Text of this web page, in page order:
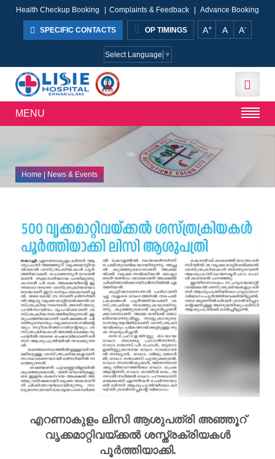
Health Checkup Booking Complaints & Feedback Advance Booking
SPECIFIC CONTACTS OP TIMINGS A+ A A-
Select Language ▼
MENU
Home| News & Events
എറണാകുളം ലിസി ആശുപത്രി അഞ്ഞൂറ്
വൃക്കമാറ്റിവയ്ക്കൽ ശസ്ത്രക്രിയകൾ
പൂർത്തിയാക്കി.